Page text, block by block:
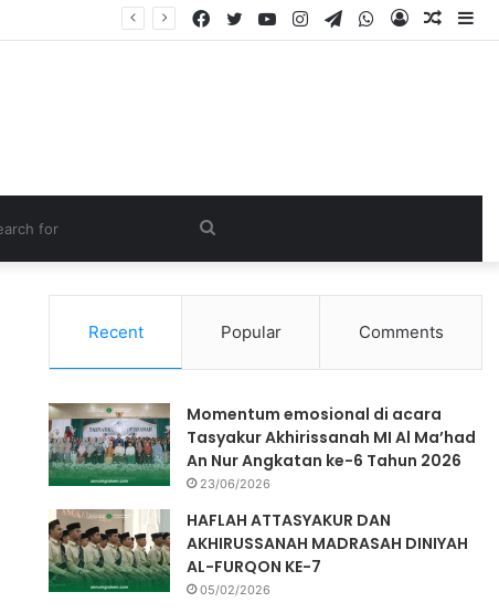
Recent Popular Comments
Momentum emosional di acara
Tasyakur Akhirissanah MI Al Ma’had
An Nur Angkatan ke-6 Tahun 2026
23/06/2026
HAFLAH ATTASYAKUR DAN
AKHIRUSSANAH MADRASAH DINIYAH
AL-FURQON KE-7
05/02/2026